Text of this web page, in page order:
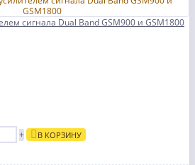
сигнала Dual Band GSM900 и GSM1800
+ В КОРЗИНУ